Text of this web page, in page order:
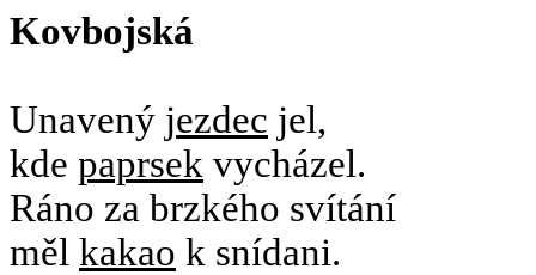
Kovbojská
Unavený jezdec jel,
kde paprsek vycházel.
Ráno za brzkého svítání
měl kakao k snídani.